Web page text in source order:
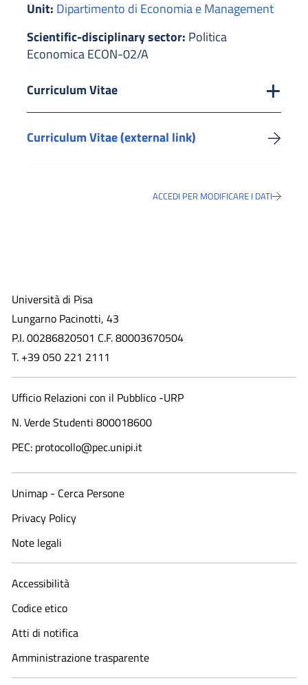
Unit: Dipartimento di Economia e Management
Scientific-disciplinary sector: Politica
Economica ECON-02/A
Curriculum Vitae
Curriculum Vitae (external link)
ACCEDI PER MODIFICARE I DATI
Università di Pisa
Lungarno Pacinotti, 43
P.I. 00286820501 C.F. 80003670504
T. +39 050 221 2111
Ufficio Relazioni con il Pubblico -URP
N. Verde Studenti 800018600​
PEC: protocollo@pec.unipi.it
Unimap - Cerca Persone
Privacy Policy
Note legali
Accessibilità
Codice etico
Atti di notifica
Amministrazione trasparente